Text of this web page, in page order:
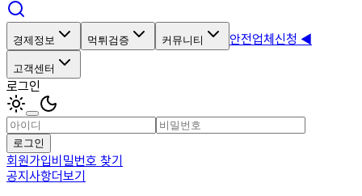
경제정보 먹튀검증 커뮤니티 안전업체신청 ◀
고객센터
로그인
로그인
회원가입비밀번호 찾기
공지사항더보기